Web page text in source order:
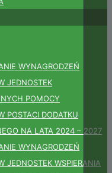
WYNAGRODZEŃ
JEDNOSTEK
POMOCY
POSTACI DODATKU
NA LATA 2024 – 2027
WYNAGRODZEŃ
JEDNOSTEK WSPIERANIA